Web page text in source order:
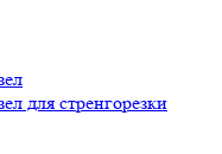
для стренгорезки